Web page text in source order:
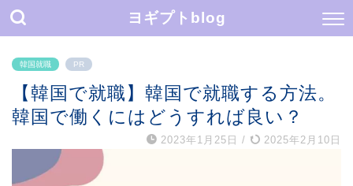
ヨギプトblog
韓国就職 PR
【韓国で就職】韓国で就職する方法。
韓国で働くにはどうすれば良い？
2023年1月25日 / 2025年2月10日